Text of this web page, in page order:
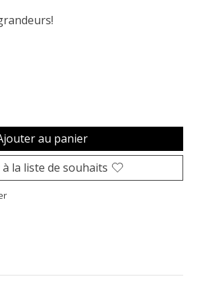
au panier
la liste de souhaits